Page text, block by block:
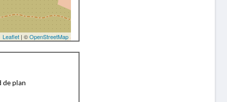
Leaflet| ©OpenStreetMap
de plan